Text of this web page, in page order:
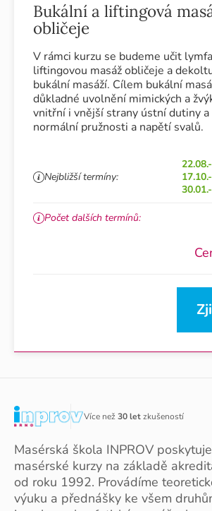
Bukální a liftingová
obličeje
V rámci kurzu se budeme učit
liftingovou masáž obličeje a
bukální masáží. Cílem bukální
důkladné uvolnění mimických a
vnitřní i vnější strany ústní dutiny a
normální pružnosti a napětí svalů.
Nejbližší termíny:
Počet dalších termínů:
Více než30 letzkušeností
Masérská škola INPROV
masérské kurzy na základě
od roku 1992. Provádíme
výuku a přednášky ke všem